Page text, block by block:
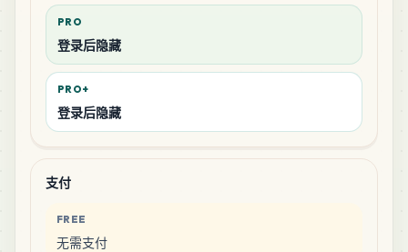
PRO
登录后隐藏
PRO+
登录后隐藏
支付
FREE
无需支付